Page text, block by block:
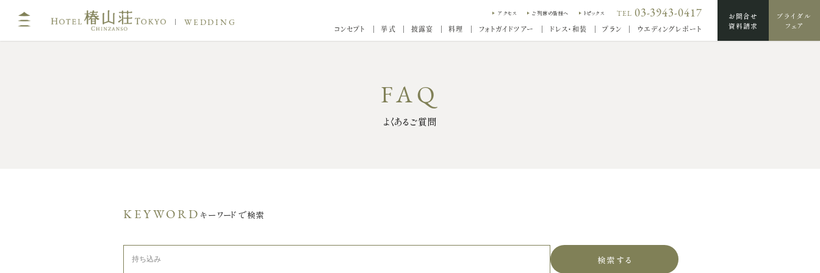
WEDDING
アクセス ご列席の皆様へ トピックス TEL 03-3943-0417
コンセプト 挙式 披露宴 料理 フォトガイドツアー ドレス・和装 プラン ウエディングレポート
お問合せ
資料請求
ブライダル
フェア
よくあるご質問
キーワードで検索
検索する